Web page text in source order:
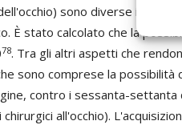
sono diverse in ogni
È stato calcolato che la
78. Tra gli altri aspetti che
sono comprese la
contro i sessanta-
all'occhio).